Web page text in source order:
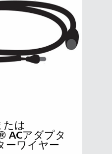
たは
ACアダプタ
ーワイヤー